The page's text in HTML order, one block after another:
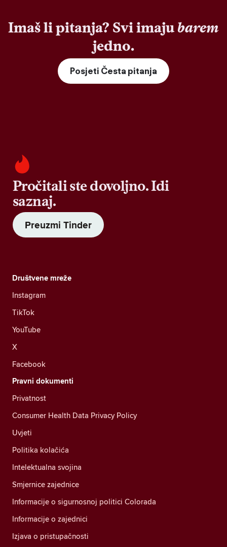
Imaš li pitanja? Svi imaju barem
jedno.
Posjeti Česta pitanja
Pročitali ste dovoljno. Idi
saznaj.
Preuzmi Tinder
Društvene mreže
Instagram
TikTok
YouTube
X
Facebook
Pravni dokumenti
Privatnost
Consumer Health Data Privacy Policy
Uvjeti
Politika kolačića
Intelektualna svojina
Smjernice zajednice
Informacije o sigurnosnoj politici Colorada
Informacije o zajednici
Izjava o pristupačnosti